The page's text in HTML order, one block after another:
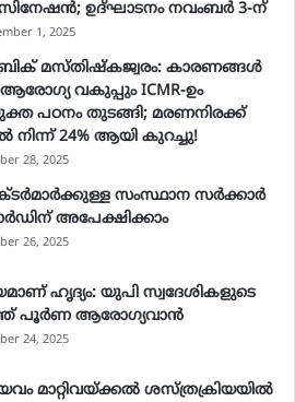
ഉദ്ഘാടനം നവംബർ 3-ന്
1, 2025
മസ്തിഷ്കജ്വരം: കാരണങ്ങൾ
ആരോഗ്യ വകുപ്പും ICMR-ഉം
പഠനം തുടങ്ങി; മരണനിരക്ക്
നിന്ന് 24% ആയി കുറച്ചു!
28, 2025
സംസ്ഥാന സർക്കാർ
അപേക്ഷിക്കാം
26, 2025
ഹൃദ്യം: യുപി സ്വദേശികളുടെ
പൂര്‍ണ ആരോഗ്യവാന്‍
24, 2025
മാറ്റിവയ്ക്കല്‍ ശസ്ത്രക്രിയയില്‍